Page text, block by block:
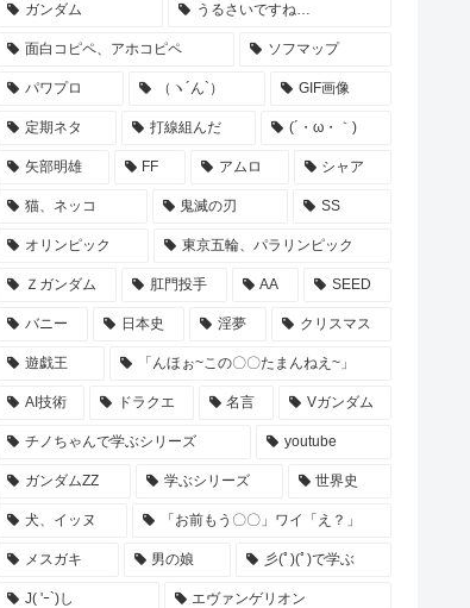
ガンダム うるさいですね…
面白コピペ、アホコピペ ソフマップ
パワプロ （ヽ´ん`） GIF画像
定期ネタ 打線組んだ (´・ω・｀)
矢部明雄 FF アムロ シャア
猫、ネッコ 鬼滅の刃 SS
オリンピック 東京五輪、パラリンピック
Ｚガンダム 肛門投手 AA SEED
バニー 日本史 淫夢 クリスマス
遊戯王 「んほぉ~この〇〇たまんねえ~」
AI技術 ドラクエ 名言 Vガンダム
チノちゃんで学ぶシリーズ youtube
ガンダムZZ 学ぶシリーズ 世界史
犬、イッヌ 「お前もう〇〇」ワイ「え？」
メスガキ 男の娘 彡(ﾟ)(ﾟ)で学ぶ
J( 'ｰ`)し エヴァンゲリオン